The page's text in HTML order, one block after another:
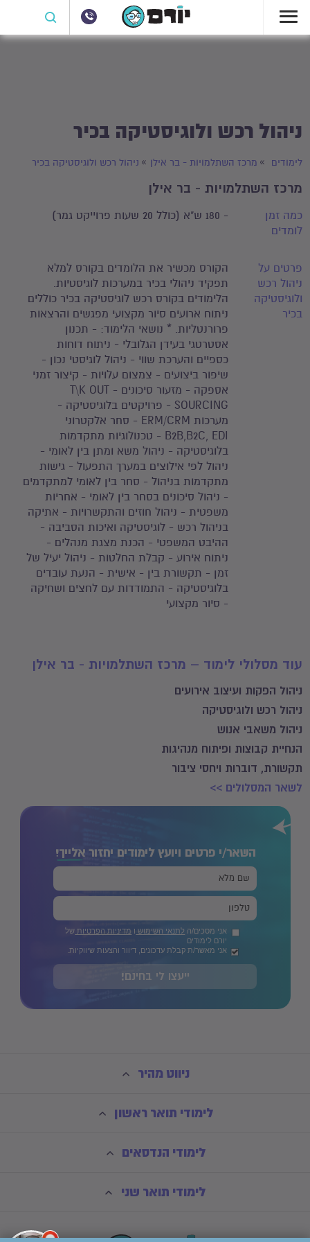
ניהול רכש ולוגיסטיקה בכיר
לימודים מרכז השתלמויות - בר אילן ניהול רכש ולוגיסטיקה בכיר
מרכז השתלמויות - בר אילן
כמה זמן
לומדים
- 180 ש"א (כולל 20 שעות פרוייקט גמר)
פרטים על
ניהול רכש
ולוגיסטיקה
בכיר
הקורס מכשיר את הלומדים בקורס למלא
תפקיד ניהולי בכיר במערכות לוגיסטיות.
הלימודים בקורס רכש לוגיסטיקה בכיר כוללים
ניתוח ארועים סיור מקצועי מפגשים והרצאות
פרורנטליות. * נושאי הלימוד: - תכנון
אסטרטגי בעידן הגלובלי - ניתוח דוחות
כספיים והערכת שווי - ניהול לוגיסטי נכון -
שיפור ביצועים - צמצום עלויות - קיצור זמני
אספקה - מזעור סיכונים - T\K OUT
SOURCING - פרויקטים בלוגיסטיקה -
מערכות ERM/CRM - סחר אלקטרוני
B2B,B2C, EDI - טכנולוגיות מתקדמות
בלוגיסטיקה - ניהול משא ומתן בין לאומי -
ניהול לפי אילוצים במערך התפעול - גישות
מתקדמות בניהול - סחר בין לאומי למתקדמים
- ניהול סיכונים בסחר בין לאומי - אחריות
משפטית - ניהול חוזים והתקשרויות - אתיקה
בניהול רכש - לוגיסטיקה ואיכות הסביבה -
ההיבט המשפטי - הכנת מצגת מנהלים -
ניתוח אירוע - קבלת החלטות - ניהול יעיל של
זמן - תקשורת בין - אישית - הנעת עובדים
בלוגיסטיקה - התמודדות עם לחצים ושחיקה
- סיור מקצועי
עוד מסלולי לימוד – מרכז השתלמויות - בר אילן
ניהול הפקות ועיצוב אירועים
ניהול רכש ולוגיסטיקה
ניהול משאבי אנוש
הנחיית קבוצות ופיתוח מנהיגות
תקשורת, דוברות ויחסי ציבור
לשאר המסלולים >>
השאר/י פרטים ויועץ לימודים יחזוראלייך!
אני מסכים/ה לתנאי השימוש ו מדיניות הפרטיות של
יורם לימודים
אני מאשר/ת קבלת עדכונים, דיוור והצעות שיווקיות.
ייעצו לי בחינם!
ניווט מהיר
לימודי תואר ראשון
לימודי הנדסאים
לימודי תואר שני